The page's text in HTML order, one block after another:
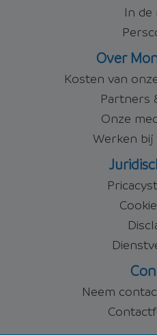
In de
Over
Kosten van
Partners
Onze
Werken bij
Neem